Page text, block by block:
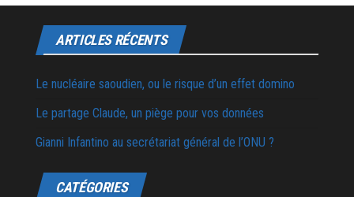
ARTICLES RÉCENTS
Le nucléaire saoudien, ou le risque d’un effet domino
Le partage Claude, un piège pour vos données
Gianni Infantino au secrétariat général de l’ONU ?
CATÉGORIES